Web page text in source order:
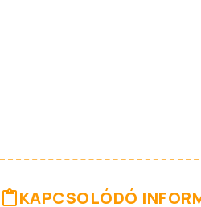
KAPCSOLÓDÓ